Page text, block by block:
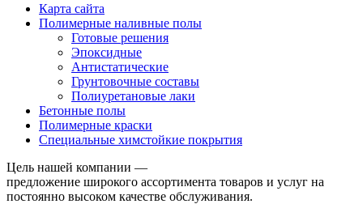
Карта сайта
Полимерные наливные полы
Готовые решения
Эпоксидные
Антистатические
Грунтовочные составы
Полиуретановые лаки
Бетонные полы
Полимерные краски
Специальные химстойкие покрытия
Цель нашей компании —
предложение широкого ассортимента товаров и услуг на
постоянно высоком качестве обслуживания.